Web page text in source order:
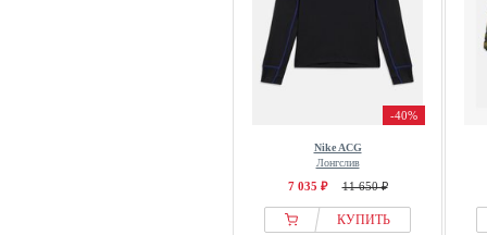
-40%
Nike ACG
Лонгслив
7 035 ₽ 11 650 ₽
КУПИТЬ